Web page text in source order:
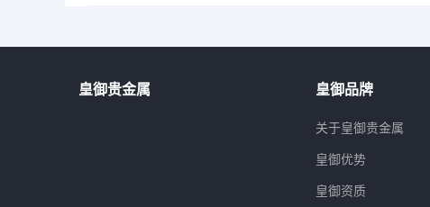
皇御贵金属 皇御品牌
关于皇御贵金属
皇御优势
皇御资质